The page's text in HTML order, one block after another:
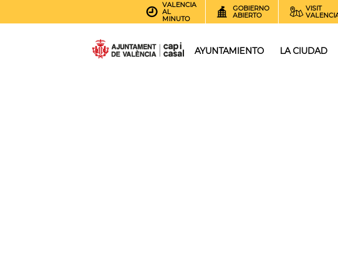
VALENCIA
AL
MINUTO
GOBIERNO
ABIERTO
VISIT
AYUNTAMIENTO LA CIUDAD